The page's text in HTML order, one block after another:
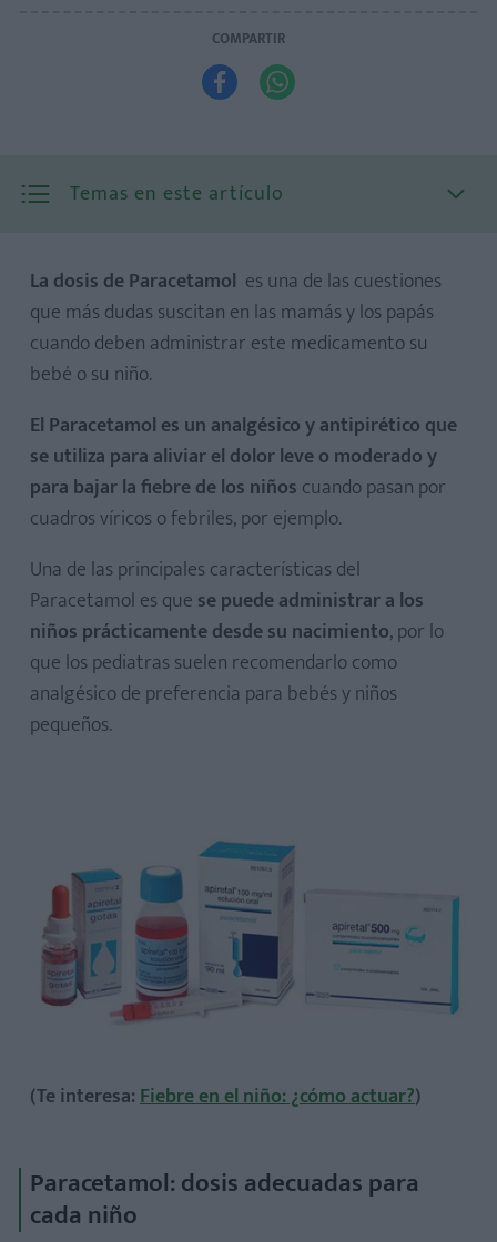
COMPARTIR
 
Temas en este artículo
Contenido del prospecto
1. Qué es el Paracetamol y para qué se utiliza
2. Qué necesita saber antes de empezar a tomar
Paracetamol
4. Posibles efectos adversos
5. Conservación del Paracetamol
6. Contenido del envase e información adicional
La dosis de Paracetamol es una de las cuestiones
que más dudas suscitan en las mamás y los papás
cuando deben administrar este medicamento su
bebé o su niño.
El Paracetamol es un analgésico y antipirético que
se utiliza para aliviar el dolor leve o moderado y
para bajar la fiebre de los niños cuando pasan por
cuadros víricos o febriles, por ejemplo.
Una de las principales características del
Paracetamol es que se puede administrar a los
niños prácticamente desde su nacimiento, por lo
que los pediatras suelen recomendarlo como
analgésico de preferencia para bebés y niños
pequeños.
(Te interesa:Fiebre en el niño: ¿cómo actuar?)
Paracetamol: dosis adecuadas para
cada niño